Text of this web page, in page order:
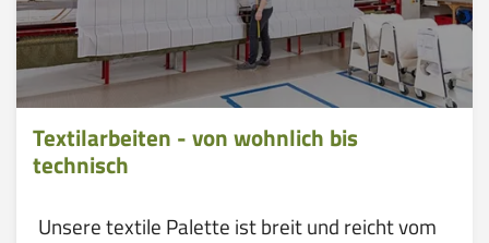
Textilarbeiten - von wohnlich bis
technisch
Unsere textile Palette ist breit und reicht vom